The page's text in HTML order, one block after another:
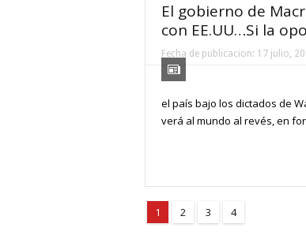
El gobierno de
con EE.UU…Si la
Fecha de publicacion: 17 julio,
el país bajo los dictados de
verá al mundo al revés, en
1 2 3 4